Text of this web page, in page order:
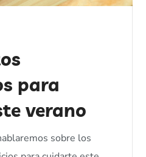
para
verano
sobre los